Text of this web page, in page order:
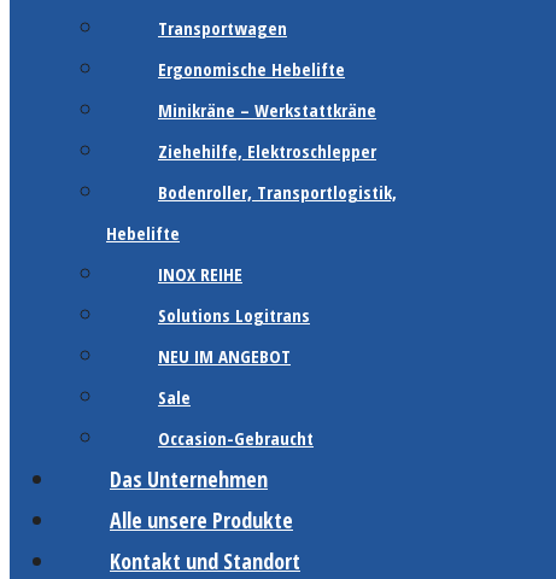
Transportwagen
Ergonomische Hebelifte
Minikräne – Werkstattkräne
Ziehehilfe, Elektroschlepper
Bodenroller, Transportlogistik,
Hebelifte
INOX REIHE
Solutions Logitrans
NEU IM ANGEBOT
Sale
Occasion-Gebraucht
Das Unternehmen
Alle unsere Produkte
Kontakt und Standort